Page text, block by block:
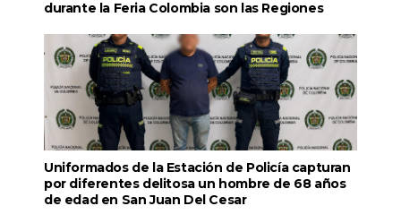
durante la Feria Colombia son las Regiones
Uniformados de la Estación de Policía capturan
por diferentes delitosa un hombre de 68 años
de edad en San Juan Del Cesar